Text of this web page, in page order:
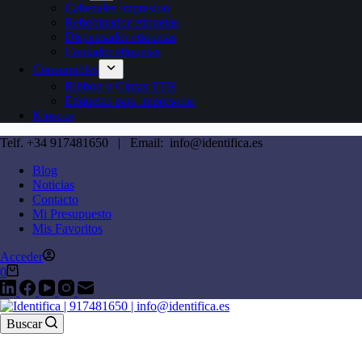
Cabezales impresion
Rebobinador etiquetas
Dispensador etiquetas
Contador etiquetas
Consumibles
Ribbon o Cintas TTR
Etiquetas para impresoras
Kioscos
Telf. +34 917481650 | Email: info@identifica.es
Blog
Noticias
Contacto
Mi Presupuesto
Mis Favoritos
Acceder
0
Buscar